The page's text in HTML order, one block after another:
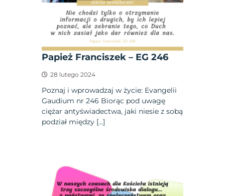
Papież Franciszek – EG 246
28 lutego 2024
Poznaj i wprowadzaj w życie: Evangelii
Gaudium nr 246 Biorąc pod uwagę
ciężar antyświadectwa, jaki niesie z sobą
podział między […]